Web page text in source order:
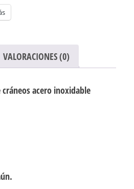
VALORACIONES (0)
cráneos acero inoxidable